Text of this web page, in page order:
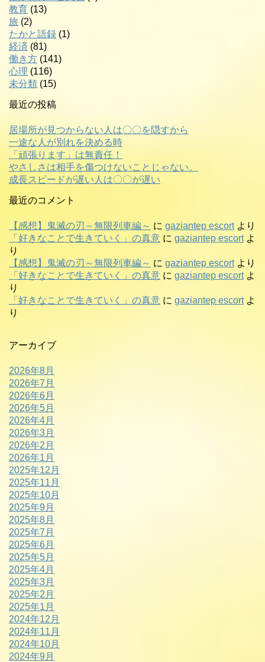
教育 (13)
旅 (2)
たかと語録 (1)
経済 (81)
働き方 (141)
心理 (116)
未分類 (15)
最近の投稿
居場所が見つからない人は〇〇を隠すから
一途な人が別れを決める時
「頑張ります」は無責任！
やさしさは相手を傷つけないことじゃない。
成長スピードが遅い人は〇〇が遅い
最近のコメント
【感想】鬼滅の刃～無限列車編～ に gaziantep escortより
「好きなことで生きていく」の真意 に gaziantep escortよ
り
【感想】鬼滅の刃～無限列車編～ に gaziantep escortより
「好きなことで生きていく」の真意 に gaziantep escortよ
り
「好きなことで生きていく」の真意 に gaziantep escortよ
り
アーカイブ
2026年8月
2026年7月
2026年6月
2026年5月
2026年4月
2026年3月
2026年2月
2026年1月
2025年12月
2025年11月
2025年10月
2025年9月
2025年8月
2025年7月
2025年6月
2025年5月
2025年4月
2025年3月
2025年2月
2025年1月
2024年12月
2024年11月
2024年10月
2024年9月